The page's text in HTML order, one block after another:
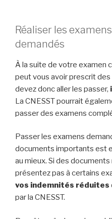
Réaliser les
demandés
À la suite de votre examen
peut vous avoir prescrit
devez donc aller les passer,
La CNESST pourrait
passer des examens
Passer les examens
documents importants est
au mieux. Si des
présentez pas à certains
vos indemnités réduites
par la CNESST.